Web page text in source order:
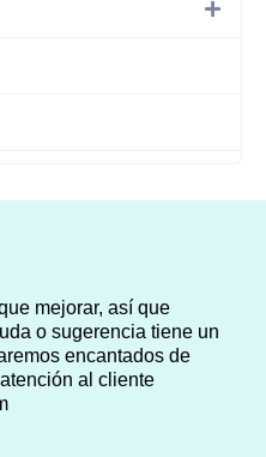
mejorar, así que
o sugerencia tiene un
encantados de
al cliente